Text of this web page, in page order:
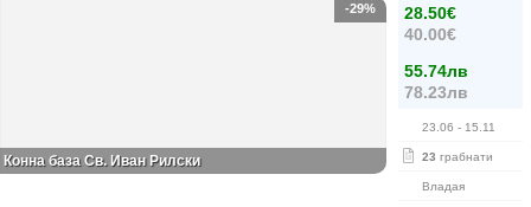
28.50€
40.00€
55.74лв
78.23лв
23.06 - 15.11
23 грабнати
Владая
-29%
Конна база Св. Иван Рилски